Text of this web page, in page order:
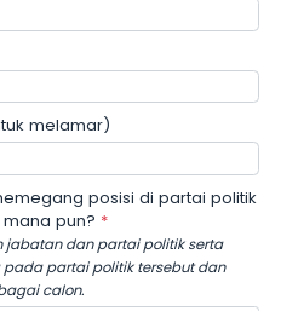
melamar)
posisi di partai politik
pun? *
jabatan dan partai politik serta
partai politik tersebut dan
calon.